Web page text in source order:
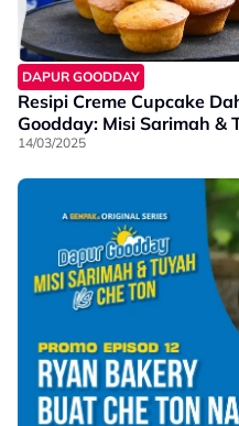
DAPUR GOODDAY
Resipi Creme Cupcake
Goodday: Misi Sarimah &
14/03/2025